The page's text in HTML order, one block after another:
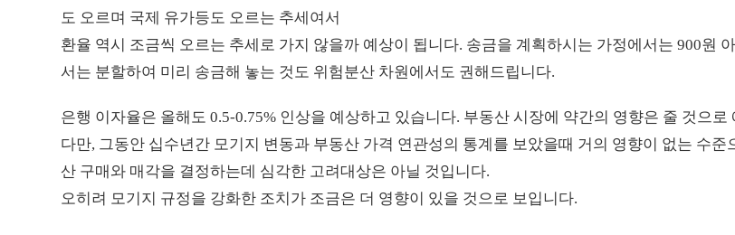
도 오르며 국제 유가등도 오르는 추세여서
환율 역시 조금씩 오르는 추세로 가지 않을까 예상이 됩니다. 송금을 계획하시는 가정에서는 900원
서는 분할하여 미리 송금해 놓는 것도 위험분산 차원에서도 권해드립니다.
은행 이자율은 올해도 0.5-0.75% 인상을 예상하고 있습니다. 부동산 시장에 약간의 영향은 줄 것으로
다만, 그동안 십수년간 모기지 변동과 부동산 가격 연관성의 통계를 보았을때 거의 영향이 없는 수준
산 구매와 매각을 결정하는데 심각한 고려대상은 아닐 것입니다.
오히려 모기지 규정을 강화한 조치가 조금은 더 영향이 있을 것으로 보입니다.